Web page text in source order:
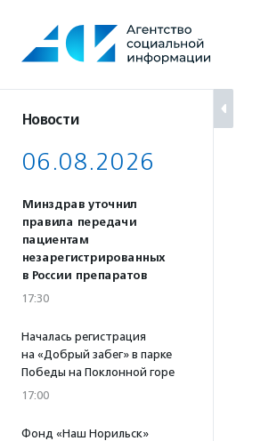
содержанию
Новости
06.08.2026
Минздрав уточнил
правила передачи
пациентам
незарегистрированных
в России препаратов
17:30
Началась регистрация
на «Добрый забег» в парке
Победы на Поклонной горе
17:00
Фонд «Наш Норильск»